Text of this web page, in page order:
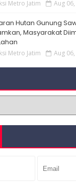
Metro Jatim Aug
Hutan Gunung
Masyarakat
Metro Jatim Aug